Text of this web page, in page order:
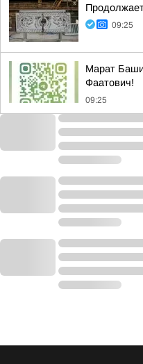
09:25
Марат
Фаатович!
09:25